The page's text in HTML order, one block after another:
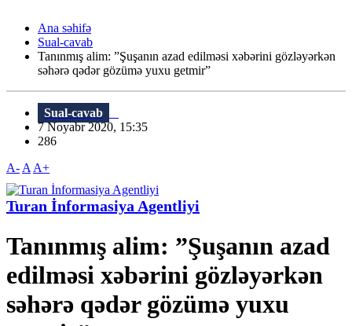
Ana səhifə
Sual-cavab
Tanınmış alim: ”Şuşanın azad edilməsi xəbərini gözləyərkən
səhərə qədər gözümə yuxu getmir”
Sual-cavab
7 Noyabr 2020, 15:35
286
A- A A+
Turan İnformasiya Agentliyi
Tanınmış alim: ”Şuşanın azad
edilməsi xəbərini gözləyərkən
səhərə qədər gözümə yuxu